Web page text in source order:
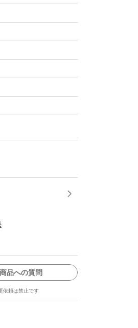
商品への質問
依頼は禁止です